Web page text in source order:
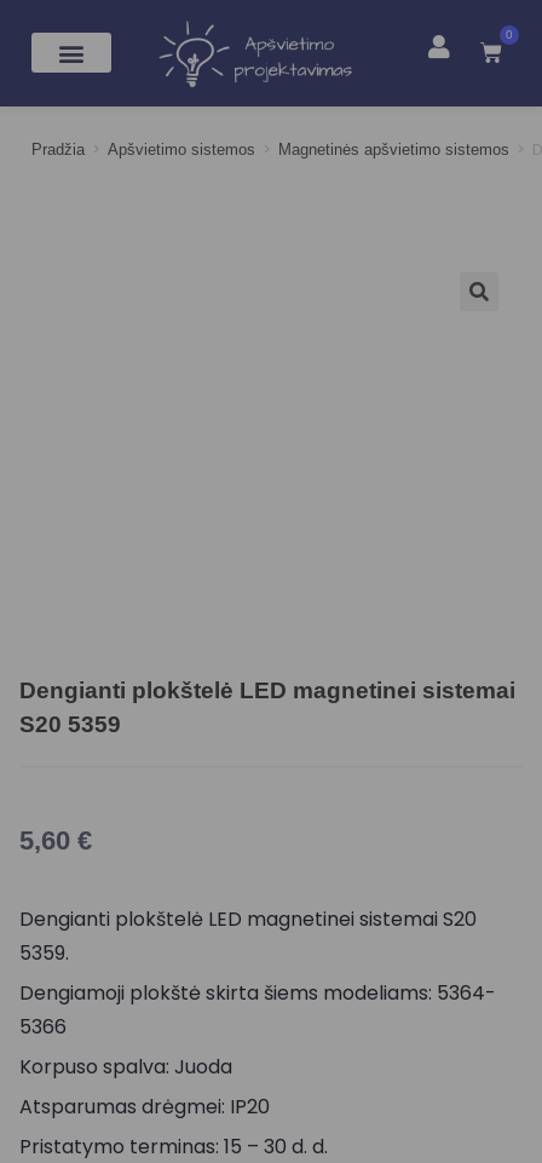
0
Pradžia > Apšvietimo sistemos > Magnetinės apšvietimo sistemos >
Dengianti plokštelė LED magnetinei sistemai
S20 5359
5,60 €
Dengianti plokštelė LED magnetinei sistemai S20
5359.
Dengiamoji plokštė skirta šiems modeliams: 5364-
5366
Korpuso spalva: Juoda
Atsparumas drėgmei: IP20
Pristatymo terminas: 15 – 30 d. d.